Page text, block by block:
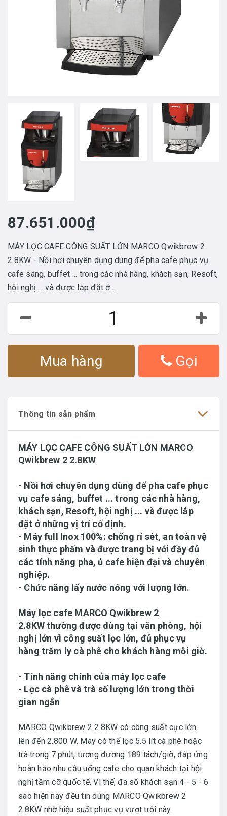
87.651.000₫
MÁY LỌC CAFE CÔNG SUẤT LỚN MARCO Qwikbrew 2
2.8KW - Nồi hơi chuyên dụng dùng để pha cafe phục vụ
cafe sáng, buffet ... trong các nhà hàng, khách sạn, Resoft,
hội nghị ... và được lắp đặt ở...
Mua hàng Gọi
Thông tin sản phẩm
MÁY LỌC CAFE CÔNG SUẤT LỚN MARCO
Qwikbrew 2 2.8KW
- Nồi hơi chuyên dụng dùng để pha cafe phục
vụ cafe sáng, buffet ... trong các nhà hàng,
khách sạn, Resoft, hội nghị ... và được lắp
đặt ở những vị trí cố định.
- Máy full Inox 100%: chống rỉ sét, an toàn vệ
sinh thực phẩm và được trang bị với đầy đủ
các tính năng pha, ủ cafe hiện đại và chuyên
nghiệp.
- Chức năng lấy nước nóng với lượng lớn.
Máy lọc cafe MARCO Qwikbrew 2
2.8KW thường được dùng tại văn phòng, hội
nghị lớn vì công suất lọc lớn, đủ phục vụ
hàng trăm ly cà phê cho khách hàng mỗi giờ.
- Tính năng chính của máy lọc cafe
- Lọc cà phê và trà số lượng lớn trong thời
gian ngắn
MARCO Qwikbrew 2 2.8KW có công suất cực lớn
lên đến 2.800 W. Máy có thể lọc 5.5 lít cà phê hoặc
trà trong 7 phút, tương đương 189 tách/giờ, đáp ứng
hoàn hảo nhu cầu uống cafe cho quan khách tại hội
nghị tầm cỡ quốc tế. Vì thế, đa số khách sạn 4 - 5 - 6
sao hiện nay đều tin dùng MARCO Qwikbrew 2
2.8KW nhờ hiệu suất phục vụ vượt trội này.